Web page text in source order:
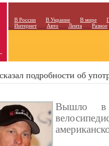
В России В Украине В мире
Интернет
Авто Лента Разное
подробности об
Вышло в